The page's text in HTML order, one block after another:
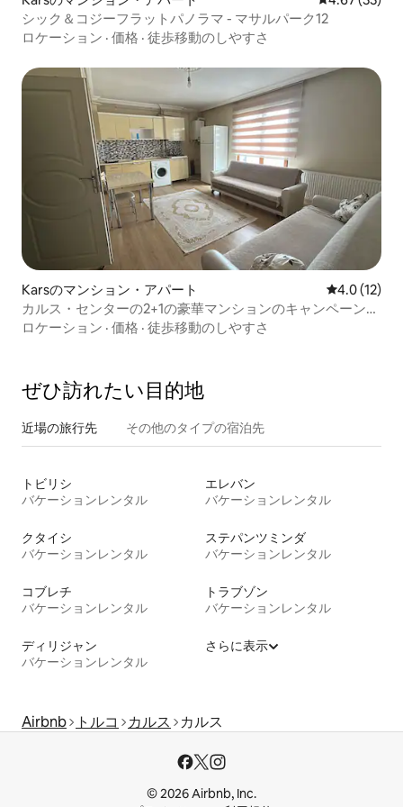
シック＆コジーフラットパノラマ - マサルパーク12
ロケーション · 価格 · 徒歩移動のしやすさ
Karsのマンション・アパート レビュー12
4.0 (12)
カルス・センターの2+1の豪華マンションのキャンペーン価
格
ロケーション · 価格 · 徒歩移動のしやすさ
ぜひ訪⁠れ⁠た⁠い目⁠的⁠地
近場の旅行先 その他のタ⁠イ⁠プ⁠の宿⁠泊⁠先
トビリシ
バケーションレンタル
エレバン
バケーションレンタル
クタイシ
バケーションレンタル
ステパンツミンダ
バケーションレンタル
コブレチ
バケーションレンタル
トラブゾン
バケーションレンタル
ディリジャン
バケーションレンタル
さらに表示
Airbnb トルコ カルス カルス
© 2026 Airbnb, Inc.